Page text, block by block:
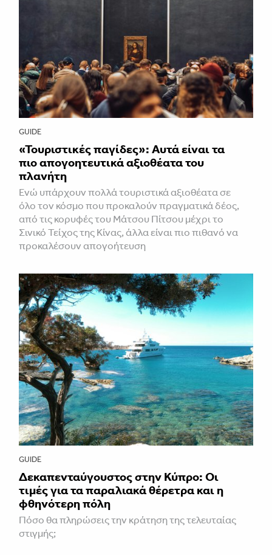
GUIDE
«Τουριστικές παγίδες»: Αυτά είναι τα
πιο απογοητευτικά αξιοθέατα του
πλανήτη
Ενώ υπάρχουν πολλά τουριστικά αξιοθέατα σε
όλο τον κόσμο που προκαλούν πραγματικά δέος,
από τις κορυφές του Μάτσου Πίτσου μέχρι το
Σινικό Τείχος της Κίνας, άλλα είναι πιο πιθανό να
προκαλέσουν απογοήτευση
GUIDE
Δεκαπενταύγουστος στην Κύπρο: Οι
τιμές για τα παραλιακά θέρετρα και η
φθηνότερη πόλη
Πόσο θα πληρώσεις την κράτηση της τελευταίας
στιγμής;